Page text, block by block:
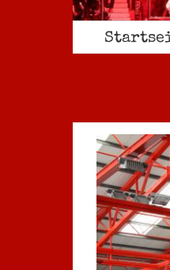
Zeige
grösseres
Bild